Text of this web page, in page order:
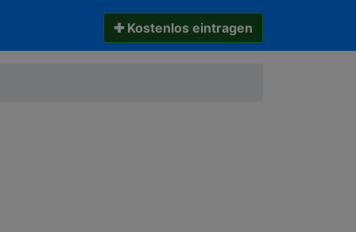
✚ Kostenlos eintragen